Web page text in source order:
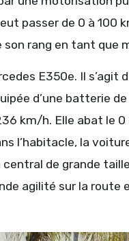
passer de 0 à 100
rang en tant que
E350e. Il s’agit
d’une batterie
km/h. Elle abat le
l’habitacle, la
de grande
agilité sur la